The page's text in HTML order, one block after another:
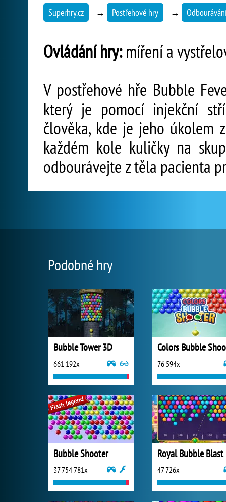
Superhry.cz → Postřehové hry →
Ovládání hry:míření a
V postřehové hře Bubble
který je pomocí injekční
člověka, kde je jeho úkolem
každém kole kuličky na
odbourávejte z těla pacienta
Podobné hry
Bubble Tower 3D
661 192x 76 594x
Bubble Shooter
37 754 781x
Royal Bubble Blast
47 726x